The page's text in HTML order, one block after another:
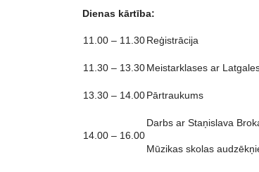
Dienas kārtība:
11.00 – 11.30Reģistrācija
11.30 – 13.30Meistarklases ar
13.30 – 14.00Pārtraukums
14.00 – 16.00
Darbs ar Staņislava
Mūzikas skolas